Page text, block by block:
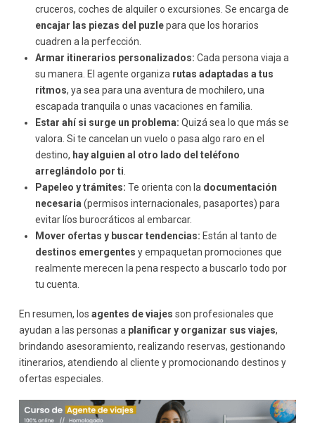
cruceros, coches de alquiler o excursiones. Se encarga de
encajar las piezas del puzlepara que los horarios
cuadren a la perfección.
Armar itinerarios personalizados: Cada persona viaja a
su manera. El agente organiza rutas adaptadas a tus
ritmos, ya sea para una aventura de mochilero, una
escapada tranquila o unas vacaciones en familia.
Estar ahí si surge un problema: Quizá sea lo que más se
valora. Si te cancelan un vuelo o pasa algo raro en el
destino, hay alguien al otro lado del teléfono
arreglándolo por ti.
Papeleo y trámites: Te orienta con la documentación
necesaria (permisos internacionales, pasaportes) para
evitar líos burocráticos al embarcar.
Mover ofertas y buscar tendencias: Están al tanto de
destinos emergentes y empaquetan promociones que
realmente merecen la pena respecto a buscarlo todo por
tu cuenta.
En resumen, los agentes de viajes son profesionales que
ayudan a las personas a planificar y organizar sus viajes,
brindando asesoramiento, realizando reservas, gestionando
itinerarios, atendiendo al cliente y promocionando destinos y
ofertas especiales.